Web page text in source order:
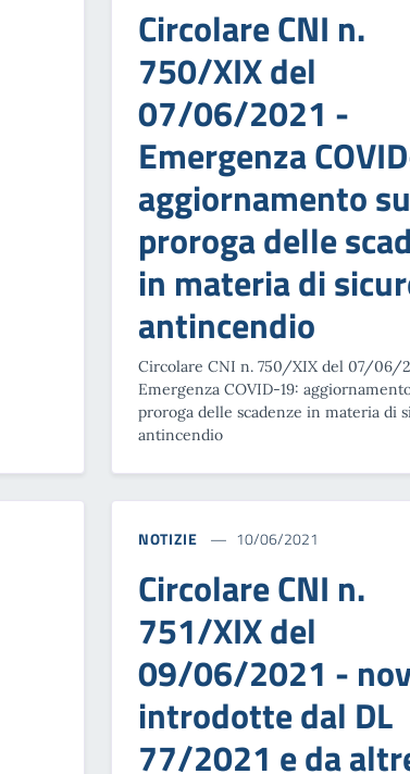
Circolare CNI n.
750/XIX del
07/06/2021 -
Emergenza
aggiornamento
proroga delle
in materia di
antincendio
Circolare CNI n. 750/XIX del 07/06/
Emergenza COVID-19:
proroga delle scadenze in materia di
antincendio
NOTIZIE 10/06/2021
Circolare CNI n.
751/XIX del
09/06/2021 -
introdotte dal DL
77/2021 e da